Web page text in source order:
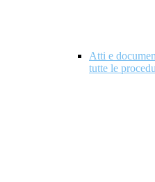
Atti e
tutte le